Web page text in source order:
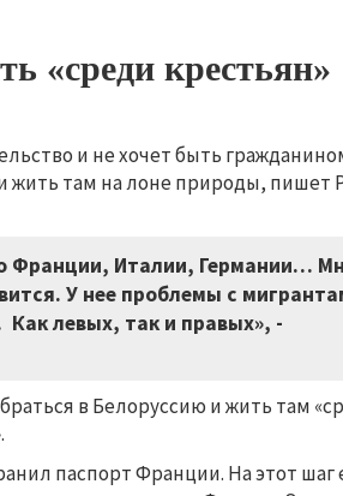
«среди крестьян»
и не хочет быть
жить там на лоне природы, пишет
Франции, Италии, Германии…
У нее проблемы с
левых, так и правых», -
в Белоруссию и жить там
паспорт Франции. На этот шаг